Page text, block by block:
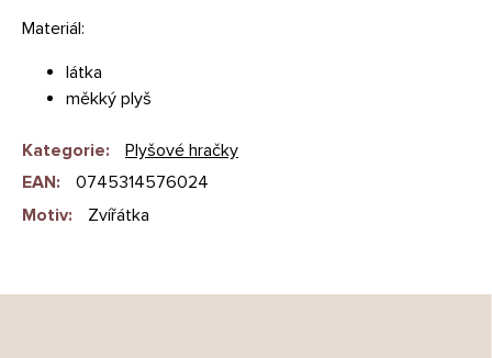
Materiál:
látka
měkký plyš
Kategorie:
Plyšové hračky
EAN:
0745314576024
Motiv: Zvířátka